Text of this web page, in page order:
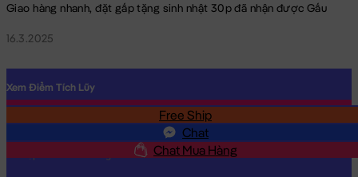
Giao hàng nhanh, đặt gấp tặng sinh nhật 30p đã nhận được Gấu
16.3.2025
Free Ship
Chat
Chat Mua Hàng
Xem Điểm Tích Lũy